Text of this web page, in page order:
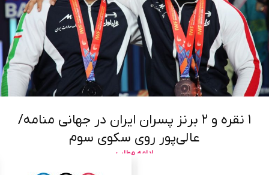
۱ نقره و ۲ برنز پسران ایران در جهانی منامه/
عالی‌پور روی سکوی سوم
ادامه مطلب